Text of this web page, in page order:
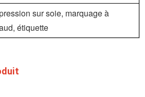
sur soie, marquage à
étiquette